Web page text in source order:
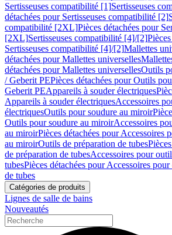
Sertisseuses compatibilité [1]Sertisseuses
détachées pour Sertisseuses compatibilité [2]
compatibilité [2XL]Pièces détachées pour
[2XL]Sertisseuses compatibilité [4]/[2]
Sertisseuses compatibilité [4]/[2]Mallettes
détachées pour Mallettes universelles
détachées pour Mallettes universellesOutils
/ Geberit PEPièces détachées pour Outils
Geberit PEAppareils à souder électriques
Appareils à souder électriquesAccessoires
électriquesOutils pour soudure au miroir
Outils pour soudure au miroirAccessoires
au miroirPièces détachées pour Accessoires
au miroirOutils de préparation de tubes
de préparation de tubesAccessoires pour
tubesPièces détachées pour Accessoires
de tubes
Catégories de produits
Lignes de salle de bains
Nouveautés